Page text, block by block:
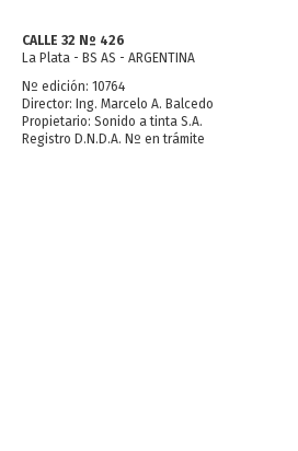
CALLE 32 Nº 426
La Plata - BS AS - ARGENTINA
Nº edición: 10764
Director: Ing. Marcelo A. Balcedo
Propietario: Sonido a tinta S.A.
Registro D.N.D.A. Nº en trámite